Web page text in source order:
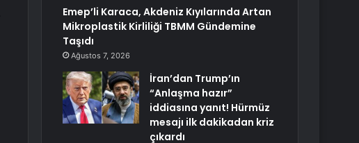
Emep’li Karaca, Akdeniz Kıyılarında Artan
Mikroplastik Kirliliği TBMM Gündemine
Taşıdı
Ağustos 7, 2026
İran’dan Trump’ın
“Anlaşma hazır”
iddiasına yanıt! Hürmüz
mesajı ilk dakikadan kriz
çıkardı